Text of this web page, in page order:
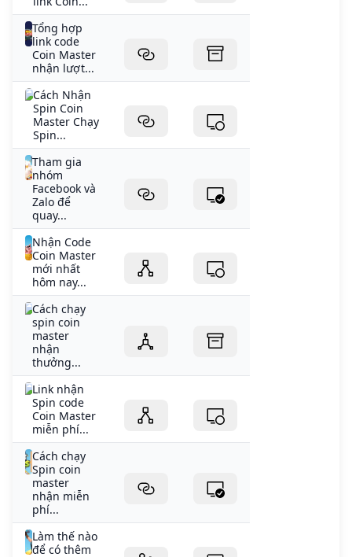
Tổng hợp
link code
Coin Master
nhận lượt...
Cách Nhận
Spin Coin
Master Chạy
Spin...
Tham gia
nhóm
Facebook và
Zalo để
quay...
Nhận Code
Coin Master
mới nhất
hôm nay...
Cách chạy
spin coin
master
nhận
thưởng...
Link nhận
Spin code
Coin Master
miễn phí...
Cách chạy
Spin coin
master
nhận miễn
phí...
Làm thế nào
để có thêm